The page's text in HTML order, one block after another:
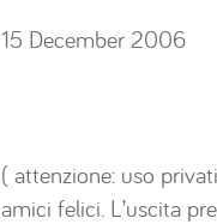
15 December 2006
( attenzione: uso
amici felici. L’uscita